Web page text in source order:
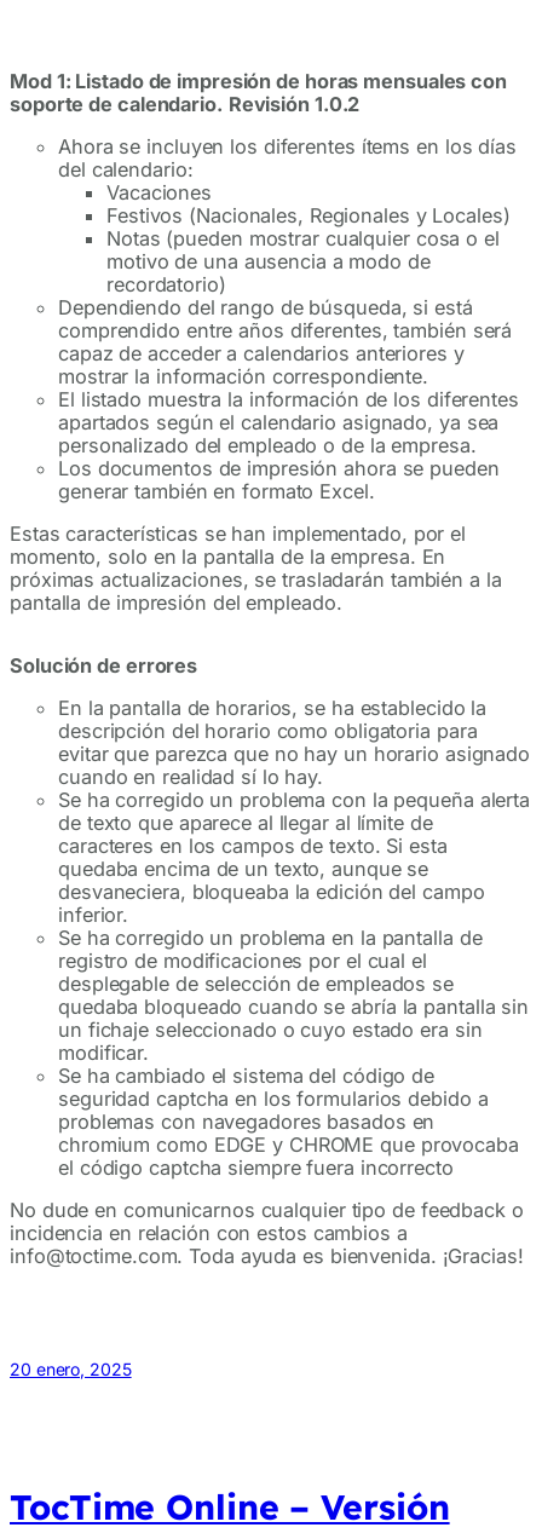
Mod 1: Listado de impresión de horas mensuales con
soporte de calendario. Revisión 1.0.2
Ahora se incluyen los diferentes ítems en los días
del calendario:
Vacaciones
Festivos (Nacionales, Regionales y Locales)
Notas (pueden mostrar cualquier cosa o el
motivo de una ausencia a modo de
recordatorio)
Dependiendo del rango de búsqueda, si está
comprendido entre años diferentes, también será
capaz de acceder a calendarios anteriores y
mostrar la información correspondiente.
El listado muestra la información de los diferentes
apartados según el calendario asignado, ya sea
personalizado del empleado o de la empresa.
Los documentos de impresión ahora se pueden
generar también en formato Excel.
Estas características se han implementado, por el
momento, solo en la pantalla de la empresa. En
próximas actualizaciones, se trasladarán también a la
pantalla de impresión del empleado.
Solución de errores
En la pantalla de horarios, se ha establecido la
descripción del horario como obligatoria para
evitar que parezca que no hay un horario asignado
cuando en realidad sí lo hay.
Se ha corregido un problema con la pequeña alerta
de texto que aparece al llegar al límite de
caracteres en los campos de texto. Si esta
quedaba encima de un texto, aunque se
desvaneciera, bloqueaba la edición del campo
inferior.
Se ha corregido un problema en la pantalla de
registro de modificaciones por el cual el
desplegable de selección de empleados se
quedaba bloqueado cuando se abría la pantalla sin
un fichaje seleccionado o cuyo estado era sin
modificar.
Se ha cambiado el sistema del código de
seguridad captcha en los formularios debido a
problemas con navegadores basados en
chromium como EDGE y CHROME que provocaba
el código captcha siempre fuera incorrecto
No dude en comunicarnos cualquier tipo de feedback o
incidencia en relación con estos cambios a
info@toctime.com. Toda ayuda es bienvenida. ¡Gracias!
20 enero, 2025
TocTime Online – Versión